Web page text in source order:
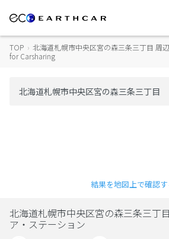
TOP › 北海道札幌市中央区宮の森三条三丁目 周
for Carsharing
結果を地図上で確認す
北海道札幌市中央区宮の森三条三丁
ア・ステーション